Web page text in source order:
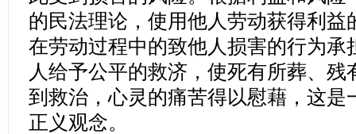
的民法理论，使用他人劳动获得利益
在劳动过程中的致他人损害的行为承
人给予公平的救济，使死有所葬、
到救治，心灵的痛苦得以慰藉，这是
正义观念。